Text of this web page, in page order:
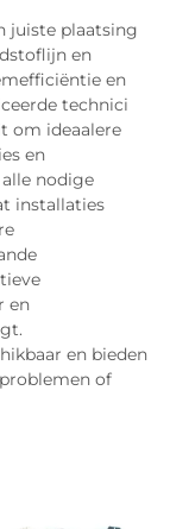
juiste plaatsing
en
en
technici
om ideaalere
en
nodige
installaties
en
en bieden
of